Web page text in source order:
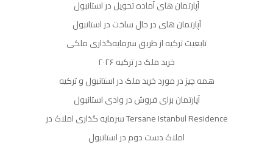
آپارتمان های آماده تحویل در استانبول
آپارتمان های در حال ساخت در استانبول
تابعیت ترکیه از طریق سرمایه‌گذاری ملکی
خرید ملک در ترکیه ۲۰۲۶
همه چیز در مورد خرید ملک در استانبول و ترکیه
آپارتمان برای فروش در وادی استانبول
سرمایه گذاری املاک در Tersane Istanbul Residence
املاک دست دوم در استانبول